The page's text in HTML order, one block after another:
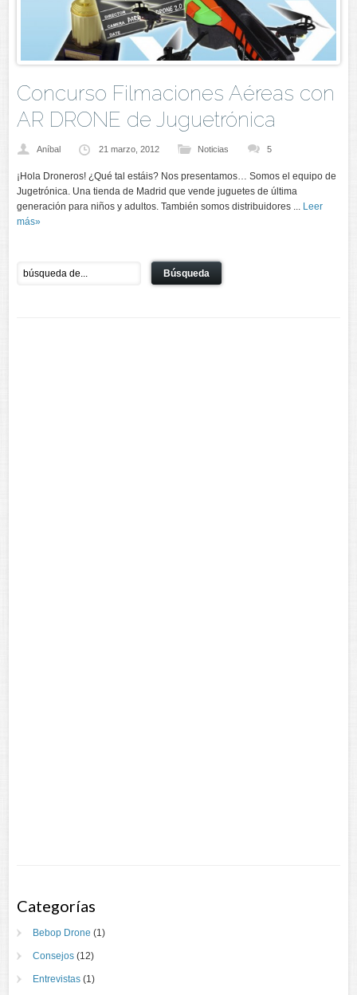
Concurso Filmaciones Aéreas con
AR DRONE de Juguetrónica
Aníbal 21 marzo, 2012 Noticias 5
¡Hola Droneros! ¿Qué tal estáis? Nos presentamos… Somos el equipo de
Jugetrónica. Una tienda de Madrid que vende juguetes de última
generación para niños y adultos. También somos distribuidores ... Leer
más»
Categorías
Bebop Drone (1)
Consejos (12)
Entrevistas (1)